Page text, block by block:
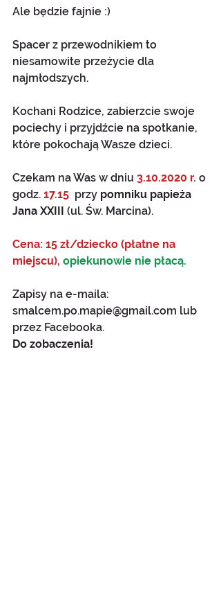
Ale będzie fajnie :)
Spacer z przewodnikiem to
niesamowite przeżycie dla
najmłodszych.
Kochani Rodzice, zabierzcie swoje
pociechy i przyjdźcie na spotkanie,
które pokochają Wasze dzieci.
Czekam na Was w dniu 3.10.2020 r. o
godz. 17.15
  przy
pomniku papieża
Jana XXIII (ul. Św. Marcina).
Cena: 15 zł/dziecko (płatne na
miejscu), opiekunowie nie płacą.
Zapisy na e-maila:
smalcem.po.mapie@gmail.com lub
przez Facebooka.
Do zobaczenia!